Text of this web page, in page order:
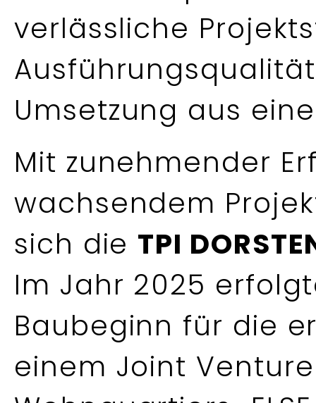
verlässliche
Umsetzung aus
Mit zunehmender
wachsendem
sich die TPI
Im Jahr 2025
Baubeginn für die
einem Joint